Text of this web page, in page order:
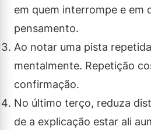
em quem interrompe e em
pensamento.
Ao notar uma pista
mentalmente. Repetição
confirmação.
No último terço, reduza
de a explicação estar ali